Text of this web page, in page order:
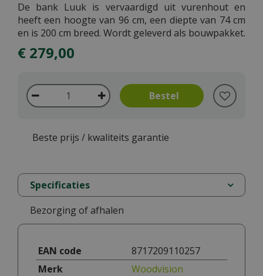
De bank Luuk is vervaardigd uit vurenhout en
heeft een hoogte van 96 cm, een diepte van 74 cm
en is 200 cm breed. Wordt geleverd als bouwpakket.
€ 279,00
Beste prijs / kwaliteits garantie
Specificaties
Bezorging of afhalen
EAN code
8717209110257
Merk
Woodvision